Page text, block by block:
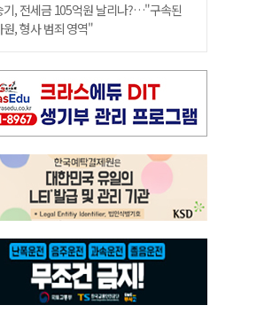
기, 전세금 105억원 날리나?…"구속된
원, 형사 범죄 영역"